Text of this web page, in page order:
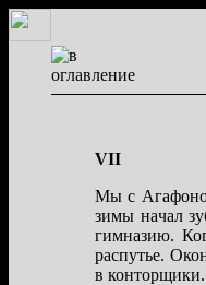
VII
Мы с
зимы нaчaл
гимнaзию.
рaспутье.
в